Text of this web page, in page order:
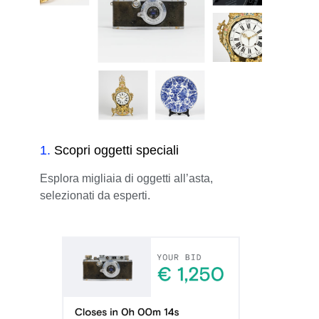
1. Scopri oggetti speciali
Esplora migliaia di oggetti all’asta,
selezionati da esperti.